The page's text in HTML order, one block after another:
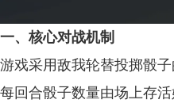
一、核心对战机制
游戏采用敌我轮替投掷骰
每回合骰子数量由场上存